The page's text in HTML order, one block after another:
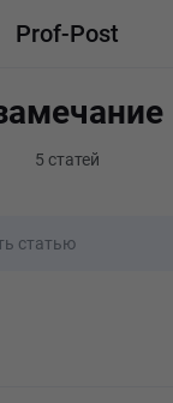
Prof-Post
5 статей